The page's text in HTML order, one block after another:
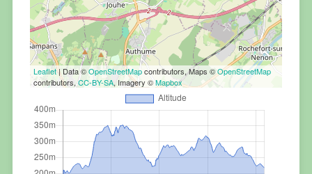
Leaflet| Data ©OpenStreetMapcontributors, Maps ©OpenStreetMap
contributors,CC-BY-SA, Imagery ©Mapbox